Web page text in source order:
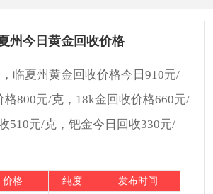
州今日黄金回收价格
临夏州黄金回收价格今日910元/
格800元/克，18k金回收价格660元/
510元/克，钯金今日回收330元/
价格 纯度
发布时间